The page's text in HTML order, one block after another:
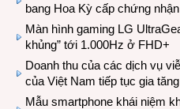
bang Hoa Kỳ cấp chứng
Màn hình gaming LG
khủng” tới 1.000Hz ở FHD+
Doanh thu của các dịch vụ
của Việt Nam tiếp tục gia tăng
Mẫu smartphone khái niệm